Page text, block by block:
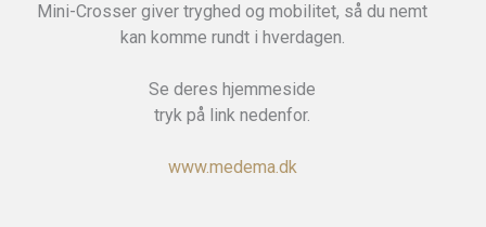
Mini-Crosser giver tryghed og mobilitet, så du nemt
kan komme rundt i hverdagen.
Se deres hjemmeside
tryk på link nedenfor.
www.medema.dk